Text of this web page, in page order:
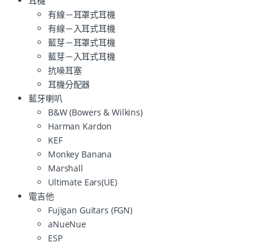
有線－耳罩式耳機
有線－入耳式耳機
藍芽－耳罩式耳機
藍芽－入耳式耳機
抗噪耳塞
耳機分配器
藍牙喇叭
B&W (Bowers & Wilkins)
Harman Kardon
KEF
Monkey Banana
Marshall
Ultimate Ears(UE)
電吉他
Fujigan Guitars (FGN)
aNueNue
ESP